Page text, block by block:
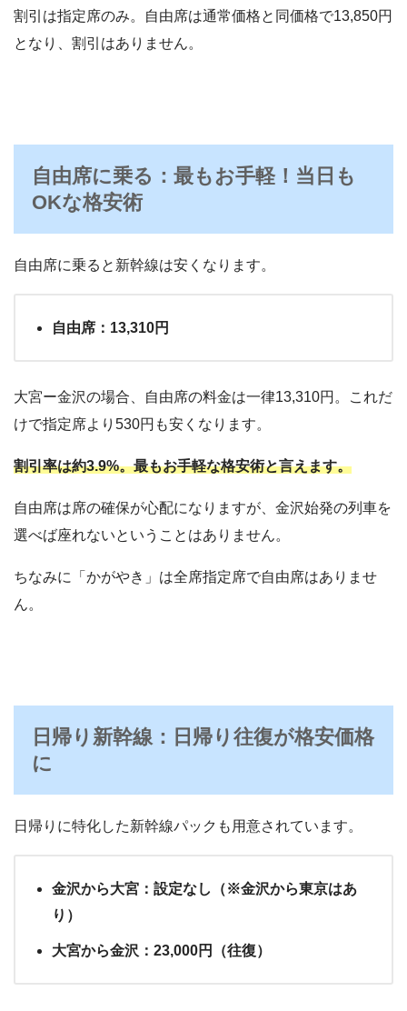
割引は指定席のみ。自由席は通常価格と同価格で13,850円
となり、割引はありません。
自由席に乗る：最もお手軽！当日も
OKな格安術
自由席に乗ると新幹線は安くなります。
自由席：13,310円
大宮ー金沢の場合、自由席の料金は一律13,310円。これだ
けで指定席より530円も安くなります。
割引率は約3.9%。最もお手軽な格安術と言えます。
自由席は席の確保が心配になりますが、金沢始発の列車を
選べば座れないということはありません。
ちなみに「かがやき」は全席指定席で自由席はありませ
ん。
日帰り新幹線：日帰り往復が格安価格
に
日帰りに特化した新幹線パックも用意されています。
金沢から大宮：設定なし（※金沢から東京はあ
り）
大宮から金沢：23,000円（往復）